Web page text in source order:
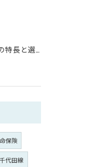
三大疾病保険の特長と選び方徹底解説
保険
千代田線